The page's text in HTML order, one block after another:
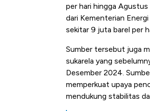
per hari hingga Agustus
dari Kementerian
sekitar 9 juta barel per
Sumber tersebut juga
sukarela yang
Desember 2024.
memperkuat upaya
mendukung stabilitas